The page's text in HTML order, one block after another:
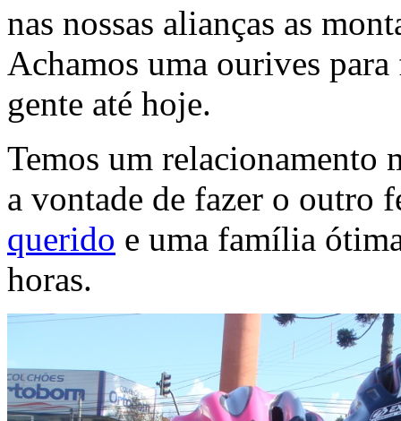
nas nossas alianças as
Achamos uma ourives para
gente até hoje.
Temos um relacionamento
a vontade de fazer o outro
querido e uma família
horas.